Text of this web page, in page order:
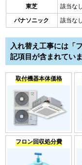
東芝 該当なし
パナソニック 該当なし
入れ替え工事には「
記項目が含まれてい
取付機器本体価格
フロン回収処分費